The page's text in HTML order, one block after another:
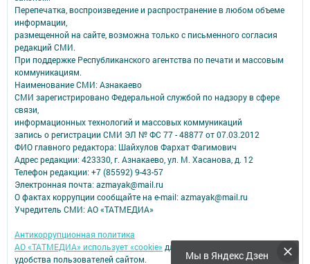
Мы в Яндекс Дзен
Перепечатка, воспроизведение и распространение в любом объеме
информации,
размещенной на сайте, возможна только с письменного согласия
редакций СМИ.
При поддержке Республиканского агентства по печати и массовым
коммуникациям.
Наименование СМИ: Азнакаево
СМИ зарегистрировано Федеральной службой по надзору в сфере
связи,
информационных технологий и массовых коммуникаций
запись о регистрации СМИ ЭЛ № ФС 77 - 48877 от 07.03.2012
ФИО главного редактора: Шайхулов Фархат Фагимович
Адрес редакции: 423330, г. Азнакаево, ул. М. Хасанова, д. 12
Телефон редакции: +7 (85592) 9-43-57
Электронная почта: azmayak@mail.ru
О фактах коррупции сообщайте на e-mail: azmayak@mail.ru
Учредитель СМИ: АО «ТАТМЕДИА»
Антикоррупционная политика
АО «ТАТМЕДИА» использует «cookie» для персонализации сервисов и
удобства пользователей сайтом.